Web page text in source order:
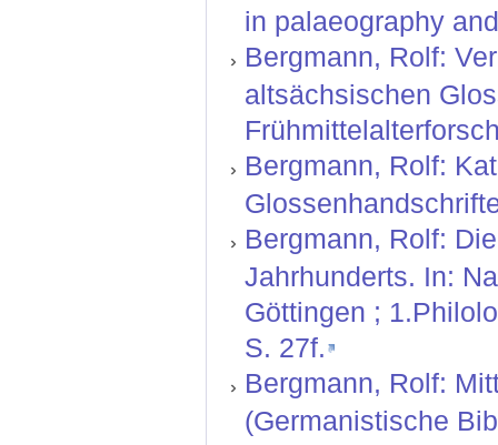
in palaeography
Bergmann, Rolf:
altsächsischen
Bergmann, Rolf:
Bergmann, Rolf:
Jahrhunderts. In:
Göttingen ;
S. 27f.
Bergmann, Rolf:
(Germanistische